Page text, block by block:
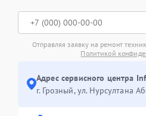
Отправляя заявку на ремонт
Политикой
Адрес сервисного центра
г. Грозный, ул. Нурсултана